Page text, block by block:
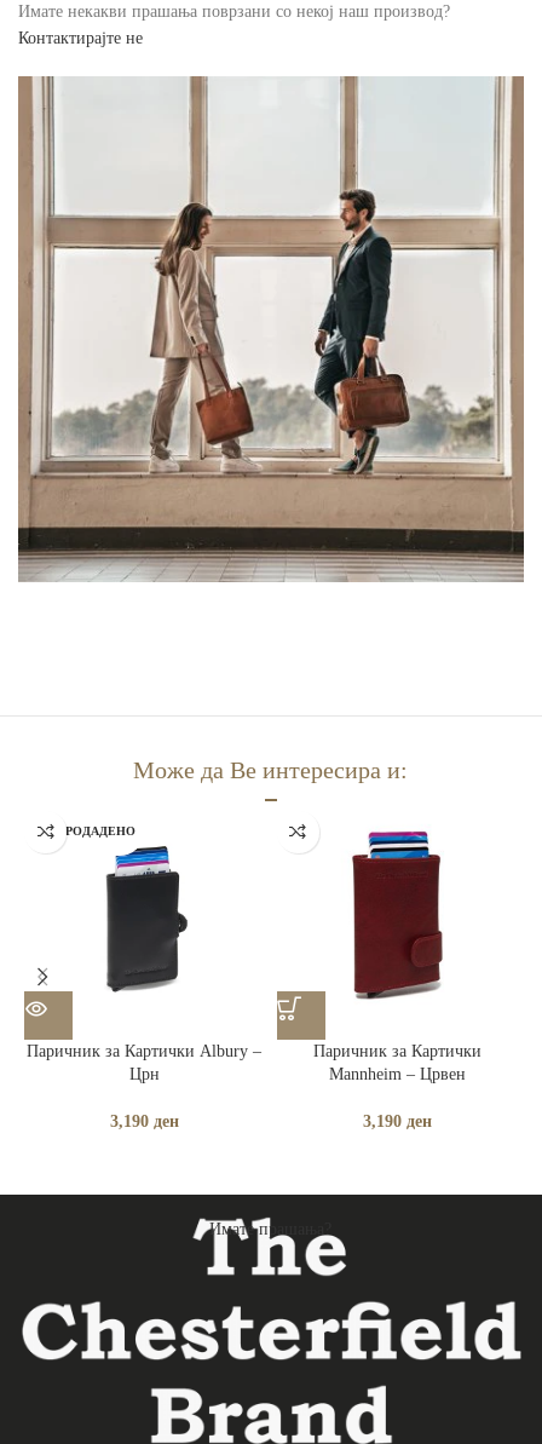
Имате некакви прашања поврзани со некој наш производ?
Контактирајте не
Може да Ве интересира и:
РАСПРОДАДЕНО
Паричник за Картички Albury –
Црн
3,190 ден
Паричник за Картички
Mannheim – Црвен
3,190 ден
Имате прашања?